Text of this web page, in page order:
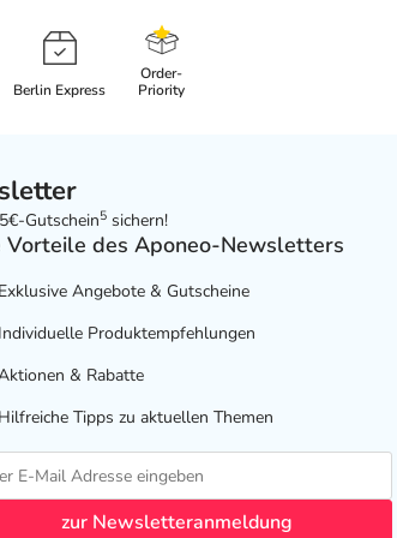
Berlin Express
Order-
Priority
Gutschein5 sichern!
Vorteile des Aponeo-Newsletters
Exklusive Angebote & Gutscheine
Individuelle Produktempfehlungen
& Rabatte
Hilfreiche Tipps zu aktuellen Themen
zur Newsletteranmeldung